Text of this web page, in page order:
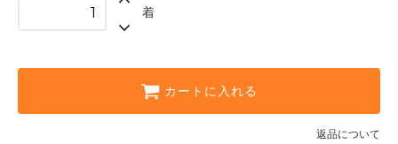
H柄〈color__S-18__〉
○ 在庫有り
着
カートに入れる
返品について